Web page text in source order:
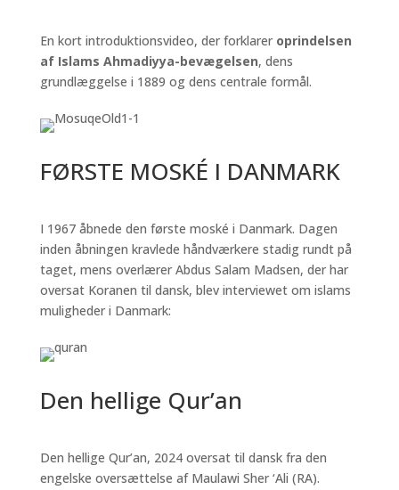
En kort introduktionsvideo, der forklarer oprindelsen
af Islams Ahmadiyya-bevægelsen, dens
grundlæggelse i 1889 og dens centrale formål.
FØRSTE MOSKÉ I DANMARK
I 1967 åbnede den første moské i Danmark. Dagen
inden åbningen kravlede håndværkere stadig rundt på
taget, mens overlærer Abdus Salam Madsen, der har
oversat Koranen til dansk, blev interviewet om islams
muligheder i Danmark:
Den hellige Qur’an
Den hellige Qur’an, 2024 oversat til dansk fra den
engelske oversættelse af Maulawi Sher ‘Ali (RA).